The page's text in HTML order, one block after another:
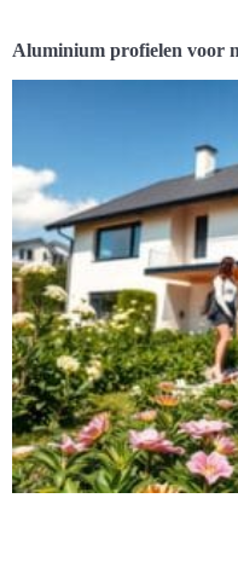
Aluminium profielen voor